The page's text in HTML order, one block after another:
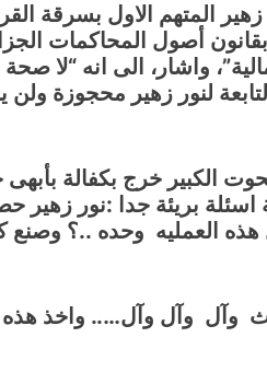
المتهم الاول بسرقة
أصول المحاكمات
واشار، الى انه “لا صحة
لنور زهير محجوزة ولن
الكبير خرج بكفالة بأبهى
، معقوله نور دبر كل هذه العمليه وحده ..؟
وآل وآل….. واخذ هذه